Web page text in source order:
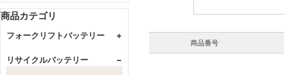
商品カテゴリ
フォークリフトバッテリー +
GSユアサ
カウンター式
リサイクルバッテリー −
商品番号